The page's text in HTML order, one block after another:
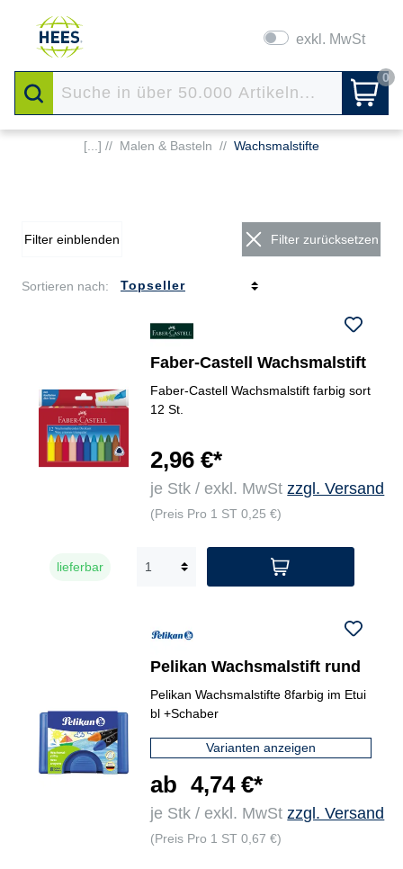
exkl. MwSt
0
[...] // Malen & Basteln // Wachsmalstifte
Filter einblenden Filter zurücksetzen
Sortieren nach:
Faber-Castell Wachsmalstift
Faber-Castell Wachsmalstift farbig sort
12 St.
2,96 €*
je Stk / exkl. MwStzzgl. Versand
(Preis Pro 1 ST 0,25 €)
lieferbar
Pelikan Wachsmalstift rund
Pelikan Wachsmalstifte 8farbig im Etui
bl +Schaber
Varianten anzeigen
ab 4,74 €*
je Stk / exkl. MwStzzgl. Versand
(Preis Pro 1 ST 0,67 €)